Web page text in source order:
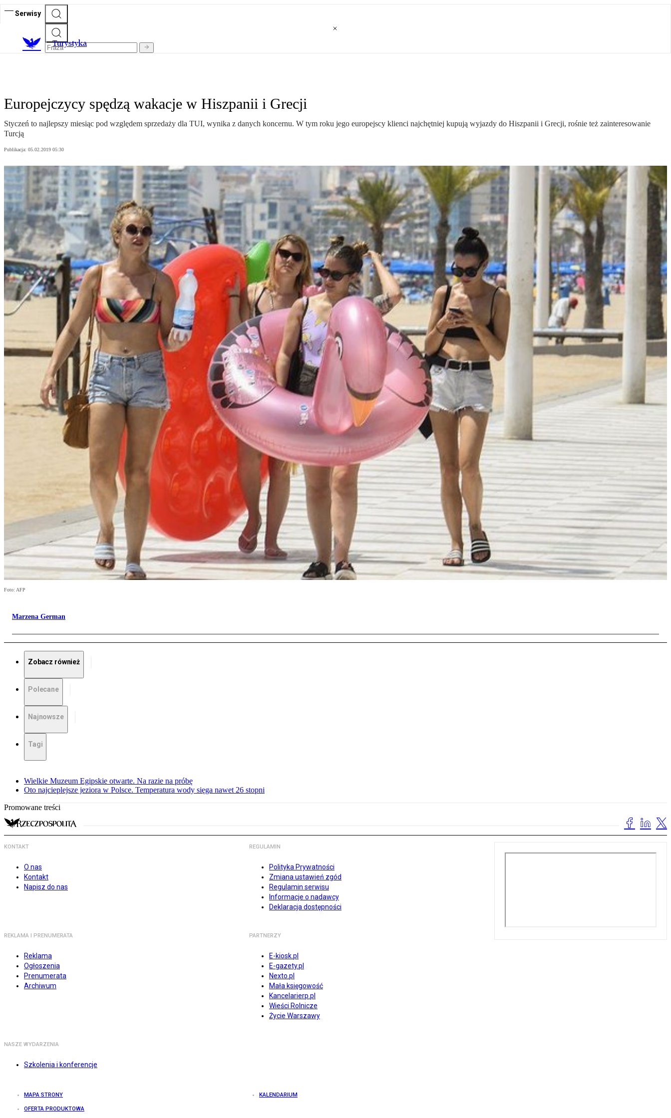
Serwisy
Turystyka
Europejczycy spędzą wakacje w Hiszpanii i Grecji
Styczeń to najlepszy miesiąc pod względem sprzedaży dla TUI, wynika z danych koncernu. W tym roku jego europejscy klienci najchętniej kupują wyjazdy do Hiszpanii i Grecji, rośnie też zainteresowanie
Turcją
Publikacja: 05.02.2019 05:30
Foto: AFP
Marzena German
Zobacz również
Polecane
Najnowsze
Tagi
Wielkie Muzeum Egipskie otwarte. Na razie na próbę
Oto najcieplejsze jeziora w Polsce. Temperatura wody sięga nawet 26 stopni
Promowane treści
KONTAKT
O nas
Kontakt
Napisz do nas
REGULAMIN
Polityka Prywatności
Zmiana ustawień zgód
Regulamin serwisu
Informacje o nadawcy
Deklaracja dostępności
REKLAMA I PRENUMERATA
Reklama
Ogłoszenia
Prenumerata
Archiwum
PARTNERZY
E-kiosk.pl
E-gazety.pl
Nexto.pl
Mała księgowość
Kancelarierp.pl
Wieści Rolnicze
Życie Warszawy
NASZE WYDARZENIA
Szkolenia i konferencje
MAPA STRONY KALENDARIUM
OFERTA PRODUKTOWA